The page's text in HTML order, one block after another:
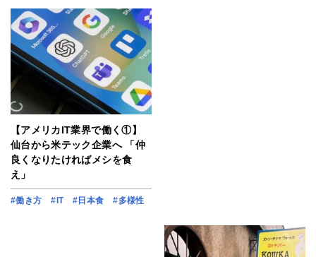
【アメリカIT業界で働く①】
仙台から米テック企業へ 「仲
良くなりたければメシを食
え」
#働き方 #IT #日本食 #多様性